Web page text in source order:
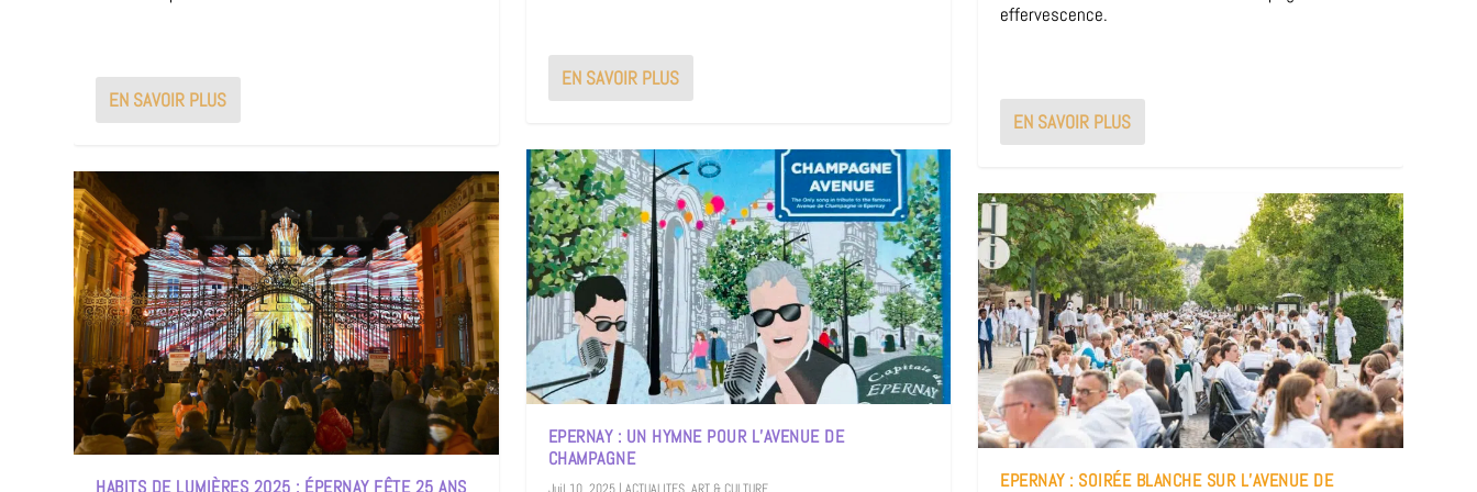
EN SAVOIR PLUS
HABITS DE LUMIÈRES 2025 : ÉPERNAY FÊTE 25 ANS
EN SAVOIR PLUS
EPERNAY : UN HYMNE POUR L’AVENUE DE
CHAMPAGNE
effervescence.
EN SAVOIR PLUS
EPERNAY : SOIRÉE BLANCHE SUR L’AVENUE DE